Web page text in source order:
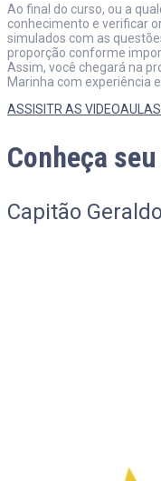
Ao final do curso, ou a
conhecimento e verificar
simulados com as
proporção conforme
Assim, você chegará na
Marinha com experiência
ASSISITR AS
Conheça
Capitão